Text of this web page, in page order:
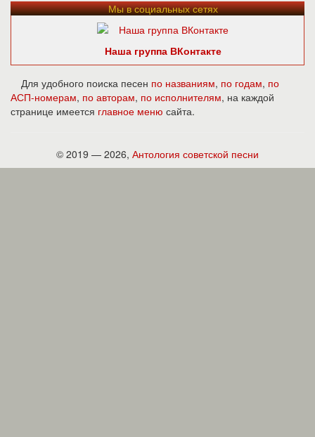
Мы в социальных сетях
Наша группа ВКонтакте
Для удобного поиска песен по названиям, по годам, по
АСП-номерам, по авторам, по исполнителям, на каждой
странице имеется главное меню сайта.
© 2019 — 2026, Антология советской песни